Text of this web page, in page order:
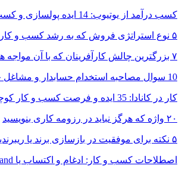
کسب درآمد از یوتیوب: 14 ایده پولسازی و کسب درآمد از یوتیوب
۵ نوع استراتژی فروش که به رشد کسب و کار کمک میکند
۷ بزرگترین چالش کارآفرینان که با آن مواجه هستند
10 سوال مصاحبه استخدام حسابدار و مشاغل حسابداری
کار در کانادا: 35 ایده و فرصت کسب و کار کوچک در کشور کانادا
۲۰ واژه که هرگز نباید در رزومه کاری بنویسید
۵ نکته برای موفقیت در بازسازی برند یا ریبرندینگ
اصطلاحات کسب و کار: ادغام و اکتساب یا Mergers and…